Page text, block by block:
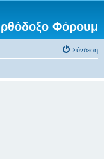
Φόρουμ
Σύνδεση